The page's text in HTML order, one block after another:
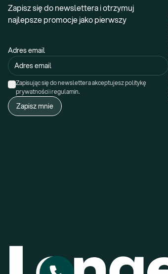
Zapisz się do newslettera i otrzymuj
najlepsze promocje jako pierwszy
Adres email
Zapisując się do newslettera akceptujesz politykę
prywatności i regulamin.
Zapisz mnie